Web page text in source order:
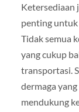
Ketersediaan
penting
Tidak semua
yang cukup
transportasi.
dermaga
mendukung